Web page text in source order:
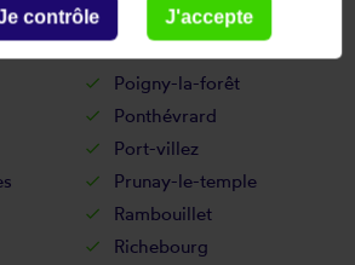
Osmoy
Poigny-la-forêt
Ponthévrard
Port-villez
Prunay-le-temple
Rambouillet
Richebourg
contrôle J'accepte